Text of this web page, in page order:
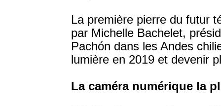
La première pierre du futur
par Michelle Bachelet,
Pachón dans les Andes
lumière en 2019 et devenir
La caméra numérique la